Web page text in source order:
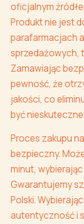
oficjalnym
Produkt nie jest
parafarmacjach
sprzedażowych,
Zamawiając
pewność, że
jakości, co
być
Proces zakupu
bezpieczny.
minut,
Gwarantujemy
Polski.
autentyczność i